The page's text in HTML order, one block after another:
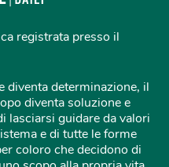
registrata presso il
diventa determinazione, il
diventa soluzione e
lasciarsi guidare da valori
e di tutte le forme
coloro che decidono di